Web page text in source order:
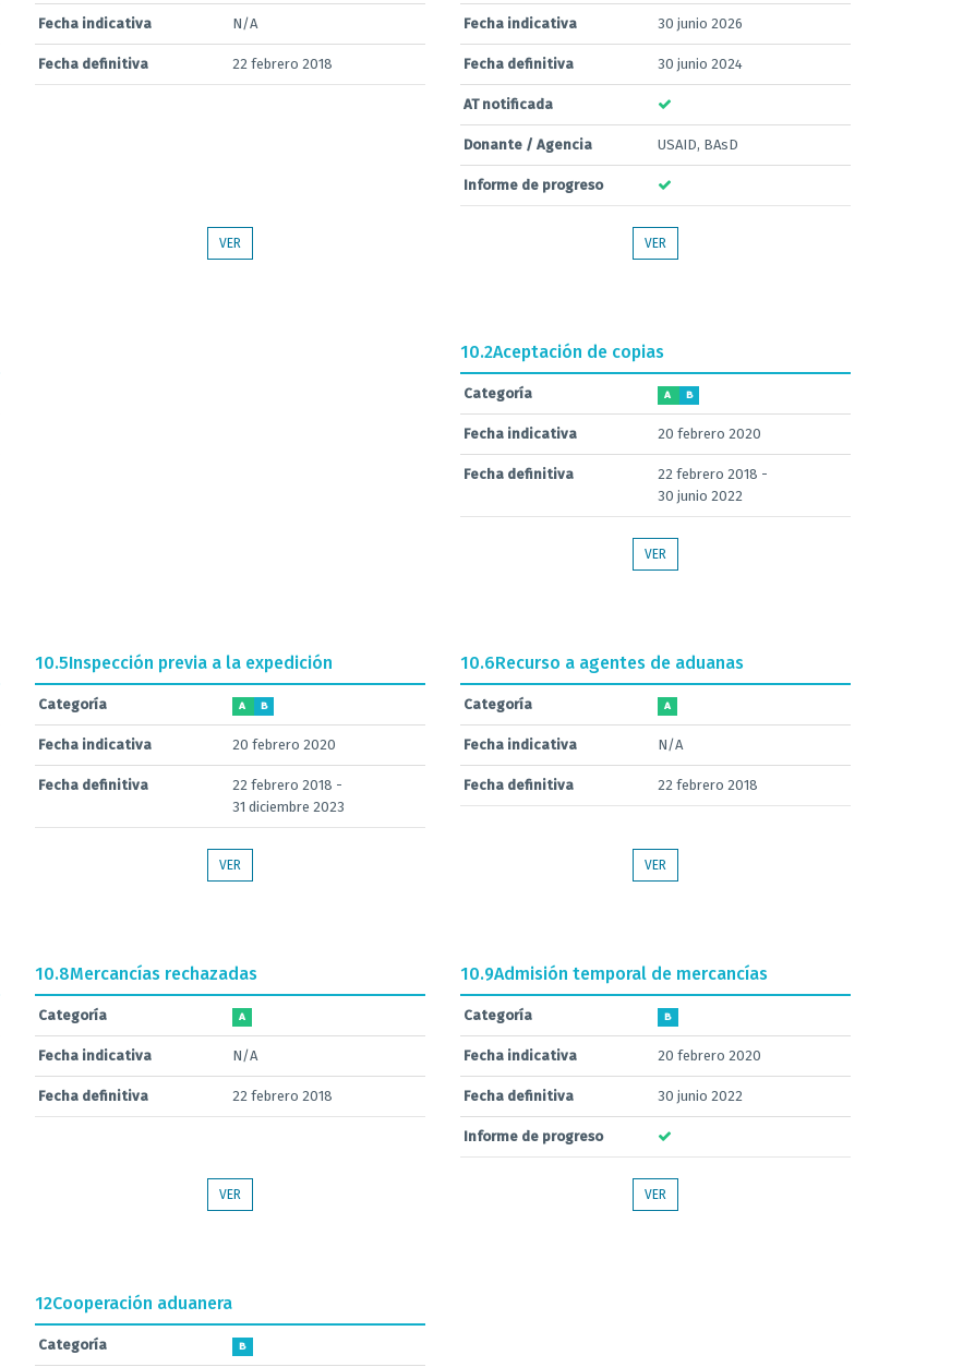
Fecha indicativa N/A
Fecha definitiva 22 febrero 2018
VER
Fecha indicativa 30 junio 2026
Fecha definitiva 30 junio 2024
AT notificada
Donante / Agencia USAID, BAsD
Informe de progreso
VER
10.2Aceptación de copias
Categoría A B
Fecha indicativa 20 febrero 2020
Fecha definitiva
22 febrero 2018 -
30 junio 2022
VER
10.5Inspección previa a la expedición
Categoría A B
Fecha indicativa 20 febrero 2020
Fecha definitiva
22 febrero 2018 -
31 diciembre 2023
VER
10.6Recurso a agentes de aduanas
Categoría A
Fecha indicativa N/A
Fecha definitiva 22 febrero 2018
VER
10.8Mercancías rechazadas
Categoría A
Fecha indicativa N/A
Fecha definitiva 22 febrero 2018
VER
10.9Admisión temporal de mercancías
Categoría B
Fecha indicativa 20 febrero 2020
Fecha definitiva 30 junio 2022
Informe de progreso
VER
12Cooperación aduanera
Categoría B